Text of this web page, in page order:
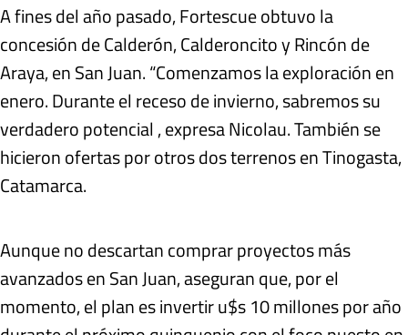
A fines del año pasado, Fortescue obtuvo la
concesión de Calderón, Calderoncito y Rincón de
Araya, en San Juan. “Comenzamos la exploración en
enero. Durante el receso de invierno, sabremos su
verdadero potencial , expresa Nicolau. También se
hicieron ofertas por otros dos terrenos en Tinogasta,
Catamarca.
Aunque no descartan comprar proyectos más
avanzados en San Juan, aseguran que, por el
momento, el plan es invertir u$s 10 millones por año